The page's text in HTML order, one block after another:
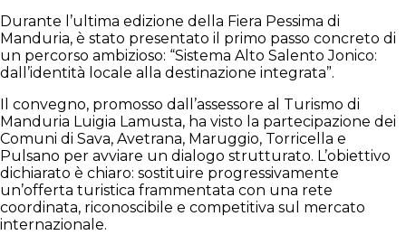
Durante l’ultima edizione della Fiera Pessima di
Manduria, è stato presentato il primo passo concreto di
un percorso ambizioso: “Sistema Alto Salento Jonico:
dall’identità locale alla destinazione integrata”.
Il convegno, promosso dall’assessore al Turismo di
Manduria Luigia Lamusta, ha visto la partecipazione dei
Comuni di Sava, Avetrana, Maruggio, Torricella e
Pulsano per avviare un dialogo strutturato. L’obiettivo
dichiarato è chiaro: sostituire progressivamente
un’offerta turistica frammentata con una rete
coordinata, riconoscibile e competitiva sul mercato
internazionale.